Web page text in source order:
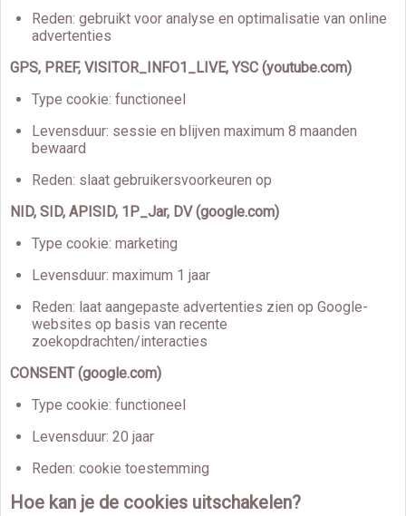
Reden: gebruikt voor analyse en optimalisatie van online
advertenties
GPS, PREF, VISITOR_INFO1_LIVE, YSC (youtube.com)
Type cookie: functioneel
Levensduur: sessie en blijven maximum 8 maanden
bewaard
Reden: slaat gebruikersvoorkeuren op
NID, SID, APISID, 1P_Jar, DV(google.com)
Type cookie: marketing
Levensduur: maximum 1 jaar
Reden: laat aangepaste advertenties zien op Google-
websites op basis van recente
zoekopdrachten/interacties
CONSENT (google.com)
Type cookie: functioneel
Levensduur: 20 jaar
Reden: cookie toestemming
Hoe kan je de cookies uitschakelen?